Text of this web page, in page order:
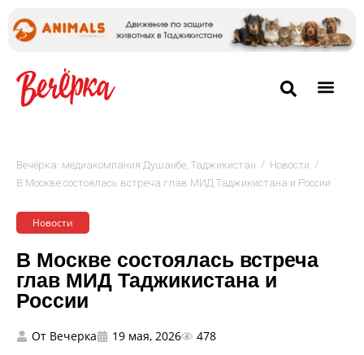
Вечёрка: медиакомпания Душанбе, Таджикистан / Новости /
В Москве состоялась встреча глав МИД Таджикистана и России
Новости
В Москве состоялась встреча
глав МИД Таджикистана и
России
От Вечерка 19 мая, 2026 478